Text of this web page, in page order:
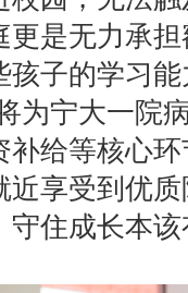
是无力承
子的学习
为宁大一院
给等核心
享受到优
住成长本